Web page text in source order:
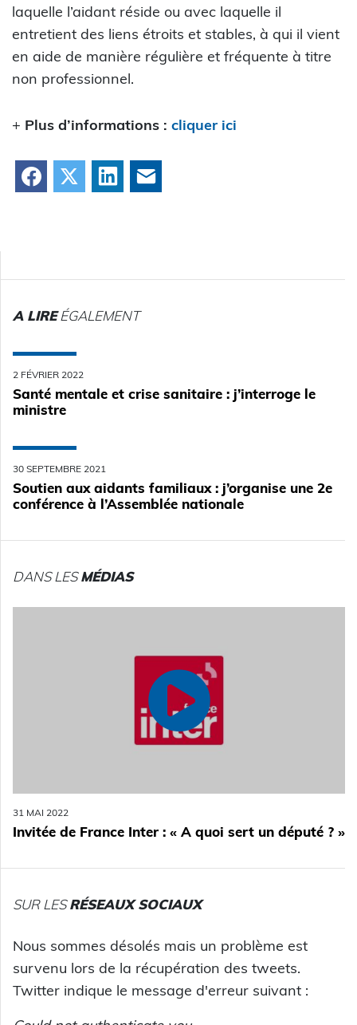
laquelle l’aidant réside ou avec laquelle il
entretient des liens étroits et stables, à qui il vient
en aide de manière régulière et fréquente à titre
non professionnel.
+ Plus d’informations : cliquer ici
Facebook LinkedIn
A LIREÉGALEMENT
2 FÉVRIER 2022
Santé mentale et crise sanitaire : j’interroge le
ministre
30 SEPTEMBRE 2021
Soutien aux aidants familiaux : j’organise une 2e
conférence à l’Assemblée nationale
DANS LESMÉDIAS
31 MAI 2022
Invitée de France Inter : « A quoi sert un député ? »
SUR LESRÉSEAUX SOCIAUX
Nous sommes désolés mais un problème est
survenu lors de la récupération des tweets.
Twitter indique le message d'erreur suivant :